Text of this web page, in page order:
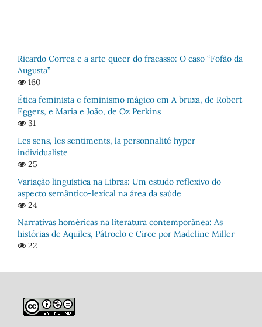
Ricardo Correa e a arte queer do fracasso: O caso “Fofão da
Augusta”
160
Ética feminista e feminismo mágico em A bruxa, de Robert
Eggers, e Maria e João, de Oz Perkins
31
Les sens, les sentiments, la personnalité hyper-
individualiste
25
Variação linguística na Libras: Um estudo reflexivo do
aspecto semântico-lexical na área da saúde
24
Narrativas homéricas na literatura contemporânea: As
histórias de Aquiles, Pátroclo e Circe por Madeline Miller
22